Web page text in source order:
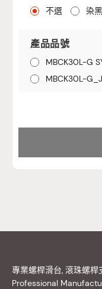
不選 染黑
產品品號
MBCK30L-G
MBCK30L-
專業螺桿滑台, 滾珠螺
Professional